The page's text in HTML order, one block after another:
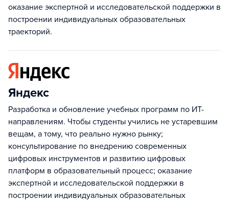
оказание экспертной и исследовательской поддержки в
построении индивидуальных образовательных
траекторий.
Яндекс
Разработка и обновление учебных программ по ИТ-
направлениям. Чтобы студенты учились не устаревшим
вещам, а тому, что реально нужно рынку;
консультирование по внедрению современных
цифровых инструментов и развитию цифровых
платформ в образовательный процесс; оказание
экспертной и исследовательской поддержки в
построении индивидуальных образовательных